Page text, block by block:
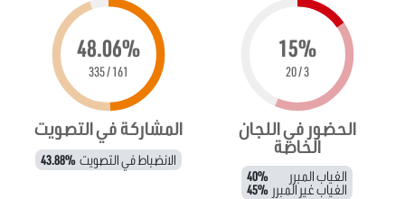
15%
3 / 20
الحضور في اللجان
الخاصة
الغياب المبرر 40%
الغياب غير المبرر 45%
48.06%
161 / 335
المشاركة في التصويت
الانضباط في التصويت 43.88%